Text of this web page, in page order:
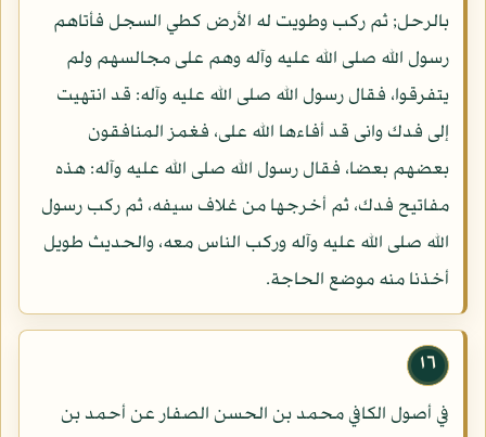
بالرحل; ثم ركب وطويت له الأرض كطي السجل فأتاهم
رسول الله صلى الله عليه وآله وهم على مجالسهم ولم
يتفرقوا، فقال رسول الله صلى الله عليه وآله: قد انتهيت
إلى فدك وانى قد أفاءها الله على، فغمز المنافقون
بعضهم بعضا، فقال رسول الله صلى الله عليه وآله: هذه
مفاتيح فدك، ثم أخرجها من غلاف سيفه، ثم ركب رسول
الله صلى الله عليه وآله وركب الناس معه، والحديث طويل
أخذنا منه موضع الحاجة.
١٦
في أصول الكافي محمد بن الحسن الصفار عن أحمد بن